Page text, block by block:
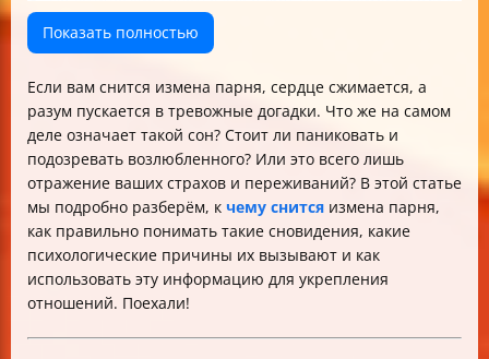
отношениями
Различение страхов и реальных проблем
Заключение
Показать полностью
Если вам снится измена парня, сердце сжимается, а
разум пускается в тревожные догадки. Что же на самом
деле означает такой сон? Стоит ли паниковать и
подозревать возлюбленного? Или это всего лишь
отражение ваших страхов и переживаний? В этой статье
мы подробно разберём, к чему снится измена парня,
как правильно понимать такие сновидения, какие
психологические причины их вызывают и как
использовать эту информацию для укрепления
отношений. Поехали!